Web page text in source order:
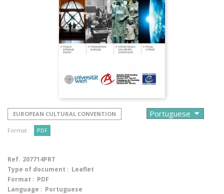
EUROPEAN CULTURAL CONVENTION
Format : PDF
Ref. 207714PRT
Type of document : Leaflet
Format : PDF
Language : Portuguese